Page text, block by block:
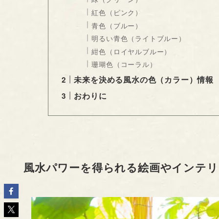
紅色（ピンク）
青色（ブルー）
明るい青色（ライトブルー）
紺色（ロイヤルブルー）
珊瑚色（コーラル）
未来を決める風水の色（カラー）情報
おわりに
風水パワーを得られる絵画やインテ